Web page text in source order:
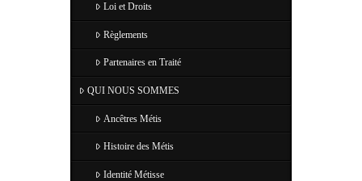
Loi et Droits
Règlements
Partenaires en Traité
QUI NOUS SOMMES
Ancêtres Métis
Histoire des Métis
Identité Métisse